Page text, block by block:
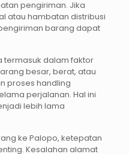
pengiriman. Jika
atau hambatan distribusi
barang dapat
termasuk dalam faktor
besar, berat, atau
proses handling
perjalanan. Hal ini
lebih lama
ke Palopo, ketepatan
Kesalahan alamat